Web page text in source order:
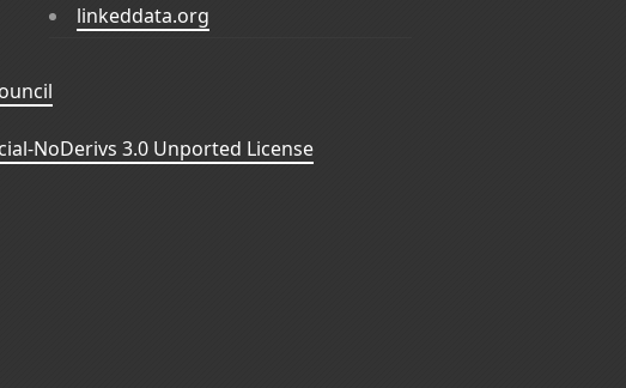
linkeddata.org
NoDerivs 3.0 Unported License